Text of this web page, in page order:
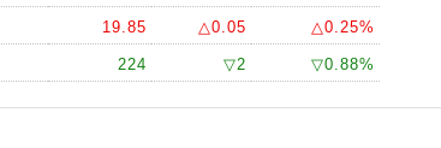
19.85 △0.05 △0.25%
224 ▽2 ▽0.88%